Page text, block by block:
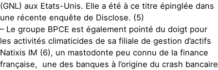
(GNL) aux Etats-Unis. Elle a été à ce titre épinglée dans
une récente enquête de Disclose. (5)
– Le groupe BPCE est également pointé du doigt pour
les activités climaticides de sa filiale de gestion d’actifs
Natixis IM (6), un mastodonte peu connu de la finance
française, une des banques à l’origine du crash bancaire